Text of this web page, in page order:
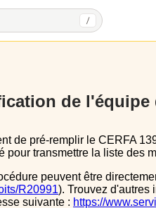
/
de l'équipe
pour transmettre la liste des
peuvent être
R20991). Trouvez d'autres
suivante : https://